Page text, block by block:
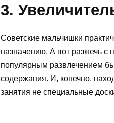
3.
Советские мальчишки
назначению. А вот разжечь
популярным развлечением
содержания. И, конечно,
занятия не специальные